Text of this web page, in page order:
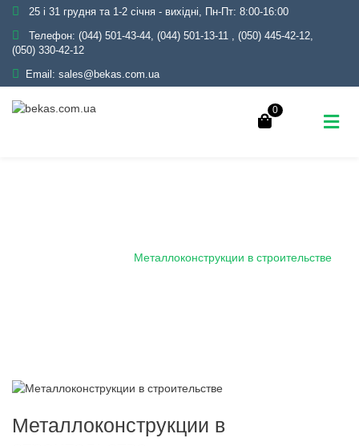
25 і 31 грудня та 1-2 січня - вихідні, Пн-Пт: 8:00-16:00
Телефон: (044) 501-43-44, (044) 501-13-11 , (050) 445-42-12,
(050) 330-42-12
Email: sales@bekas.com.ua
0
Металлоконструкции в строительстве
Металлоконструкции в